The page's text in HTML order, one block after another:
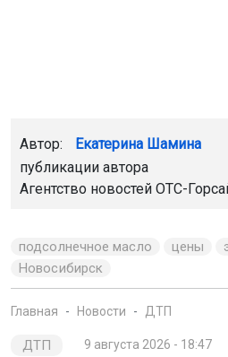
Автор: Екатерина Шамина
публикации автора
Агентство новостей ОТС-
подсолнечное масло цены
Новосибирск
Главная Новости ДТП
ДТП 9 августа 2026 - 18:47